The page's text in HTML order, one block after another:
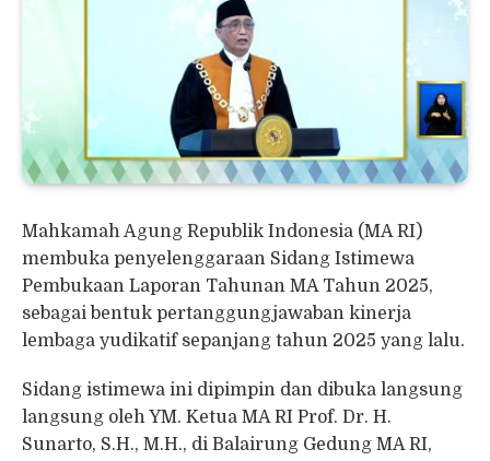
Mahkamah Agung Republik Indonesia (MA RI)
membuka penyelenggaraan Sidang Istimewa
Pembukaan Laporan Tahunan MA Tahun 2025,
sebagai bentuk pertanggungjawaban kinerja
lembaga yudikatif sepanjang tahun 2025 yang lalu.
Sidang istimewa ini dipimpin dan dibuka langsung
langsung oleh YM. Ketua MA RI Prof. Dr. H.
Sunarto, S.H., M.H., di Balairung Gedung MA RI,